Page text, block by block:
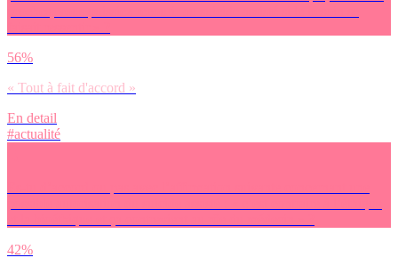
56%
« Tout à fait d'accord »
En detail
#actualité
42%